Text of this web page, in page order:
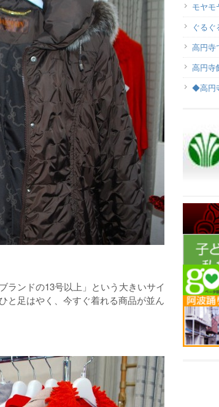
ランドの13号以上」という大きいサイ
と足はやく、今すぐ着れる商品が並ん
モヤモ
ぐる
高円寺
高円寺
◆高円